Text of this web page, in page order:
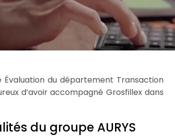
Évaluation du département Transaction
d’avoir accompagné Grosfillex dans
du groupe AURYS